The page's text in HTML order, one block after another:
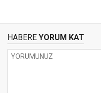
HABERE YORUM KAT